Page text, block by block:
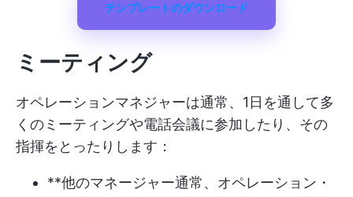
テンプレートのダウンロード
ミーティング
オペレーションマネジャーは通常、1日を通して多
くのミーティングや電話会議に参加したり、その
指揮をとったりします：
**他のマネージャー通常、オペレーション・